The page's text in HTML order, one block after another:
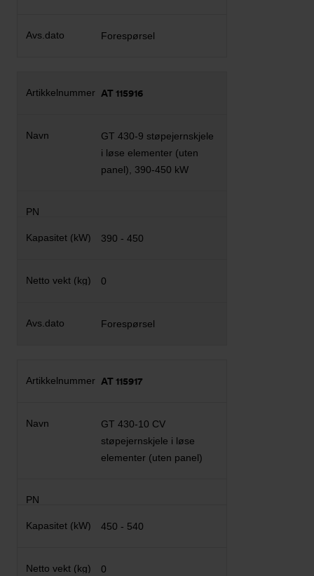
Forespørsel
AT 115916
GT 430-9 støpejernskjele
i løse elementer (uten
panel), 390-450 kW
390 - 450
0
Forespørsel
AT 115917
GT 430-10 CV
støpejernskjele i løse
elementer (uten panel)
450 - 540
0